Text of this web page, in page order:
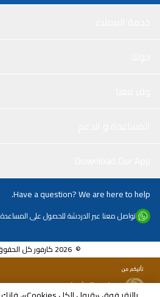
Have a question? We are here to help.
تواصل معنا عبر الدردشة للحصول على المساعدة
© 2026 كارفور كل الحقوق محفوظة